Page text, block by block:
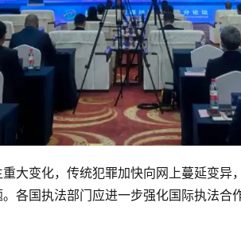
大变化，传统犯罪加快向网上蔓延变异
各国执法部门应进一步强化国际执法合